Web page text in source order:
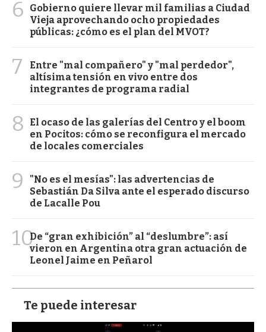
6
Gobierno quiere llevar mil familias a Ciudad
Vieja aprovechando ocho propiedades
públicas: ¿cómo es el plan del MVOT?
7
Entre "mal compañero" y "mal perdedor",
altísima tensión en vivo entre dos
integrantes de programa radial
8
El ocaso de las galerías del Centro y el boom
en Pocitos: cómo se reconfigura el mercado
de locales comerciales
9
"No es el mesías": las advertencias de
Sebastián Da Silva ante el esperado discurso
de Lacalle Pou
10De “gran exhibición” al “deslumbre”: así
vieron en Argentina otra gran actuación de
Leonel Jaime en Peñarol
Te puede interesar